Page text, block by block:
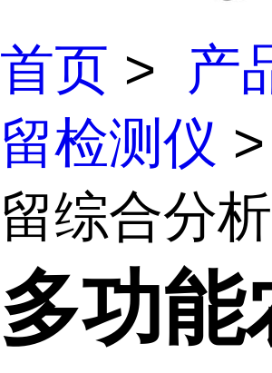
首页 > 产
留检测仪
留综合分
多功能